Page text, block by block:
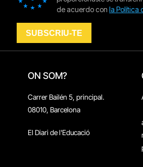
ON SOM?
Carrer Bailén 5, principal.
08010, Barcelona
El Diari de l'Educació